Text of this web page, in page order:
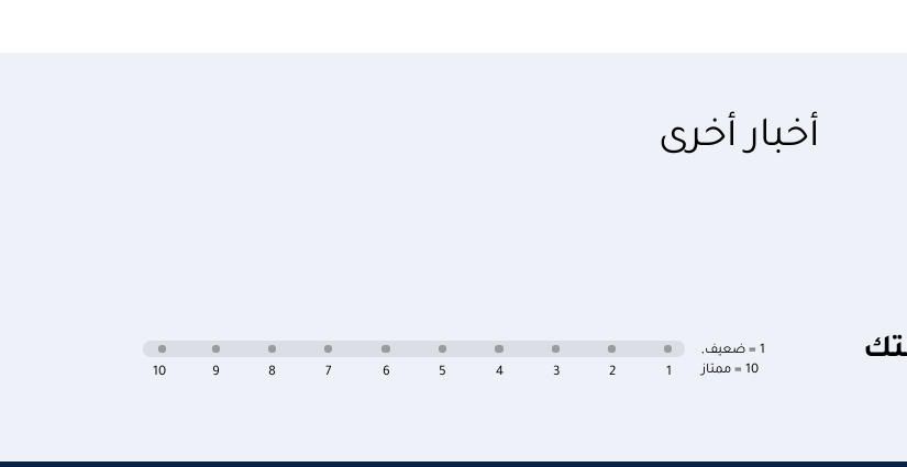
أخبار أخرى
1 = ضعيف
,
10 = ممتاز
10 9 8 7 6 5 4 3 2 1